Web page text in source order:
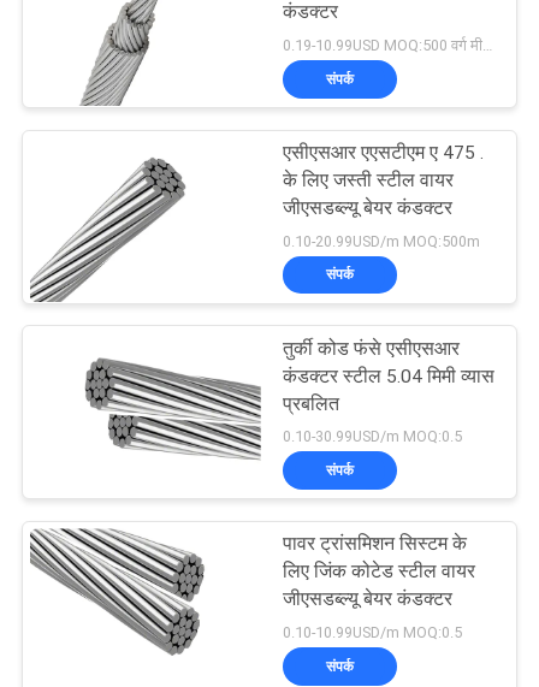
गोपनीयता
आग प्रतिरोधी केबल
नंगे कंडक्टर
एरियल बंडल केबल
कंडक्टर
संपर्क
एसीएसआर एएसटीएम ए 475 .
के लिए जस्ती स्टील वायर
जीएसडब्ल्यू बेयर कंडक्टर
0.10-20.99USD/m MOQ:500m
संपर्क
तुर्की कोड फंसे एसीएसआर
कंडक्टर स्टील 5.04 मिमी व्यास
प्रबलित
0.10-30.99USD/m MOQ:0.5
संपर्क
पावर ट्रांसमिशन सिस्टम के
लिए जिंक कोटेड स्टील वायर
जीएसडब्ल्यू बेयर कंडक्टर
0.10-10.99USD/m MOQ:0.5
संपर्क